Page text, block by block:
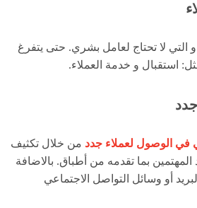
و التي لا تحتاج لعامل بشري. حتى يتفرغ
استقبال و خدمة العملاء.
في الوصول لعملاء جدد من خلال تكثيف
المهتمين بما تقدمه من أطباق. بالاضافة
أو وسائل التواصل الاجتماعي